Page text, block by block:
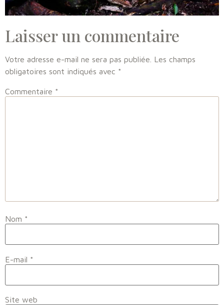
Laisser un commentaire
Votre adresse e-mail ne sera pas publiée. Les champs
obligatoires sont indiqués avec *
Commentaire *
Nom *
E-mail *
Site web